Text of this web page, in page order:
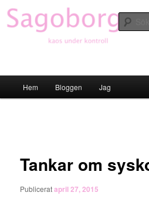
Hoppa
till
primärt
Hem Bloggen Jag
Tankar om
Publiceratapril 27, 2015